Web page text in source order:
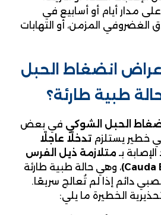
مدار أيام أو أسابيع في
الغضروفي المزمن، أو التهابات
انضغاط الحبل
طبية طارئة؟
الحبل الشوكي في بعض
خطير يستلزمتدخلًا عاجلًا
بـ متلازمة ذيل الفرس
، وهي حالة طبية طارئة
دائم إذا لم تُعالج سريعًا.
الخطيرة ما يلي: